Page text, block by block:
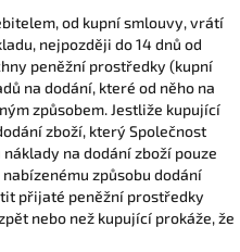
od kupní smlouvy, vrátí
nejpozději do 14 dnů od
peněžní prostředky (kupní
na dodání, které od něho na
způsobem. Jestliže kupující
zboží, který Společnost
na dodání zboží pouze
způsobu dodání
přijaté peněžní prostředky
nebo než kupující prokáže, že